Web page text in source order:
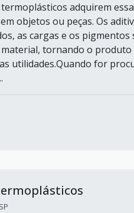
adquirem
objetos ou peças. Os
as cargas e os pigmentos
tornando o
utilidades.Quando for